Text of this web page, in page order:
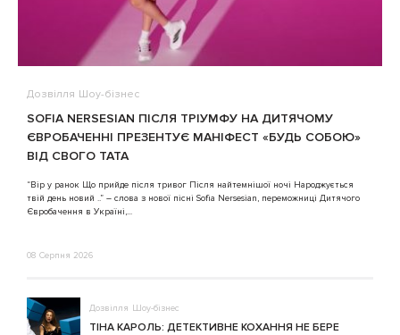
Дозвілля Шоу-бізнес
SOFIA NERSESIAN ПІСЛЯ ТРІУМФУ НА ДИТЯЧОМУ
ЄВРОБАЧЕННІ ПРЕЗЕНТУЄ МАНІФЕСТ «БУДЬ СОБОЮ»
ВІД СВОГО ТАТА
“Вір у ранок Що прийде після тривог Після найтемнішої ночі Народжується
твій день новий ..” – слова з нової пісні Sofia Nersesian, переможниці Дитячого
Євробачення в Україні,...
08 Серпня 2026
Дозвілля Шоу-бізнес
ТІНА КАРОЛЬ: ДЕТЕКТИВНЕ КОХАННЯ НЕ БЕРЕ